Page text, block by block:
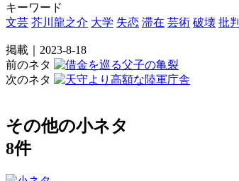
キーワード
文芸 芥川龍之介 大学 失恋 滞在 芸術 破壊 批判
掲載｜2023-8-18
前のネタ
次のネタ
その他の小ネタ
8件